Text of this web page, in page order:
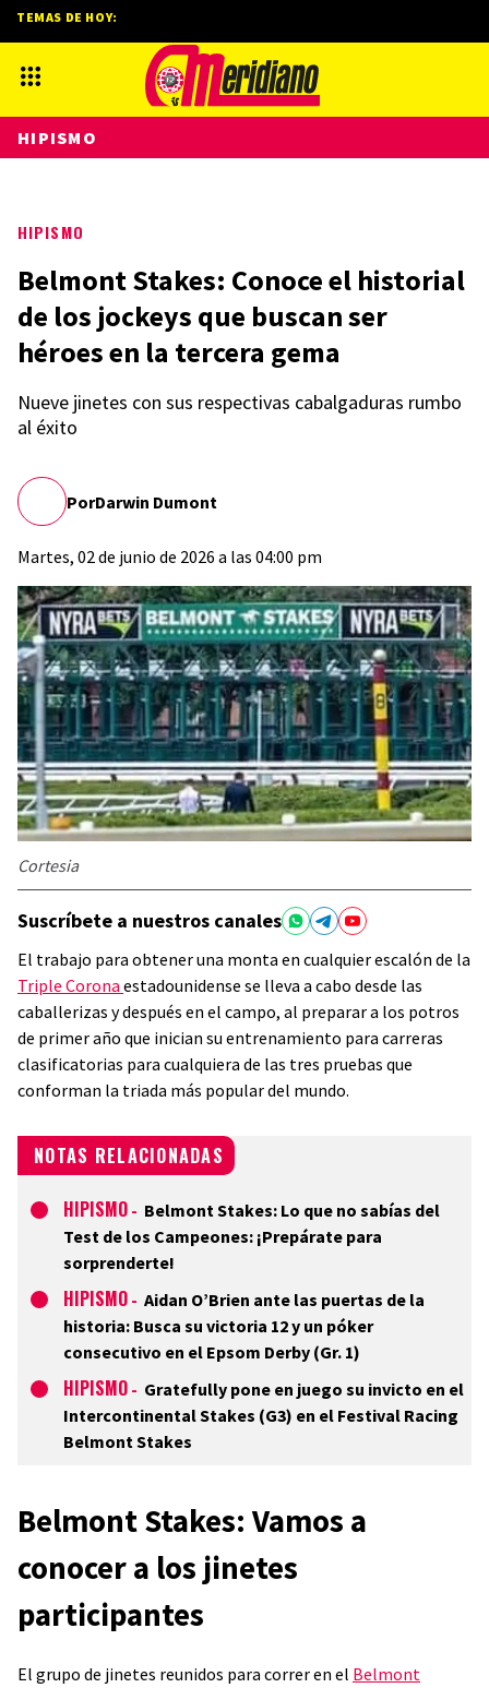
HIPISMO
Belmont Stakes: Conoce el historial
de los jockeys que buscan ser
héroes en la tercera gema
Nueve jinetes con sus respectivas cabalgaduras rumbo
al éxito
PorDarwin Dumont
Martes, 02 de junio de 2026 a las 04:00 pm
Cortesia
Suscríbete a nuestros canales
El trabajo para obtener una monta en cualquier escalón de la
Triple Corona estadounidense se lleva a cabo desde las
caballerizas y después en el campo, al preparar a los potros
de primer año que inician su entrenamiento para carreras
clasificatorias para cualquiera de las tres pruebas que
conforman la triada más popular del mundo.
NOTAS RELACIONADAS
HIPISMO - Belmont Stakes: Lo que no sabías del
Test de los Campeones: ¡Prepárate para
sorprenderte!
HIPISMO - Aidan O’Brien ante las puertas de la
historia: Busca su victoria 12 y un póker
consecutivo en el Epsom Derby (Gr. 1)
HIPISMO - Gratefully pone en juego su invicto en el
Intercontinental Stakes (G3) en el Festival Racing
Belmont Stakes
Belmont Stakes: Vamos a
conocer a los jinetes
participantes
El grupo de jinetes reunidos para correr en el Belmont
TEMAS DE HOY:
HIPISMO